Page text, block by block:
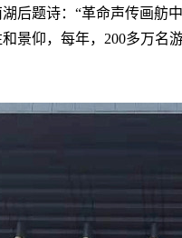
后题诗：“革命声传画舫
景仰，每年，200多万